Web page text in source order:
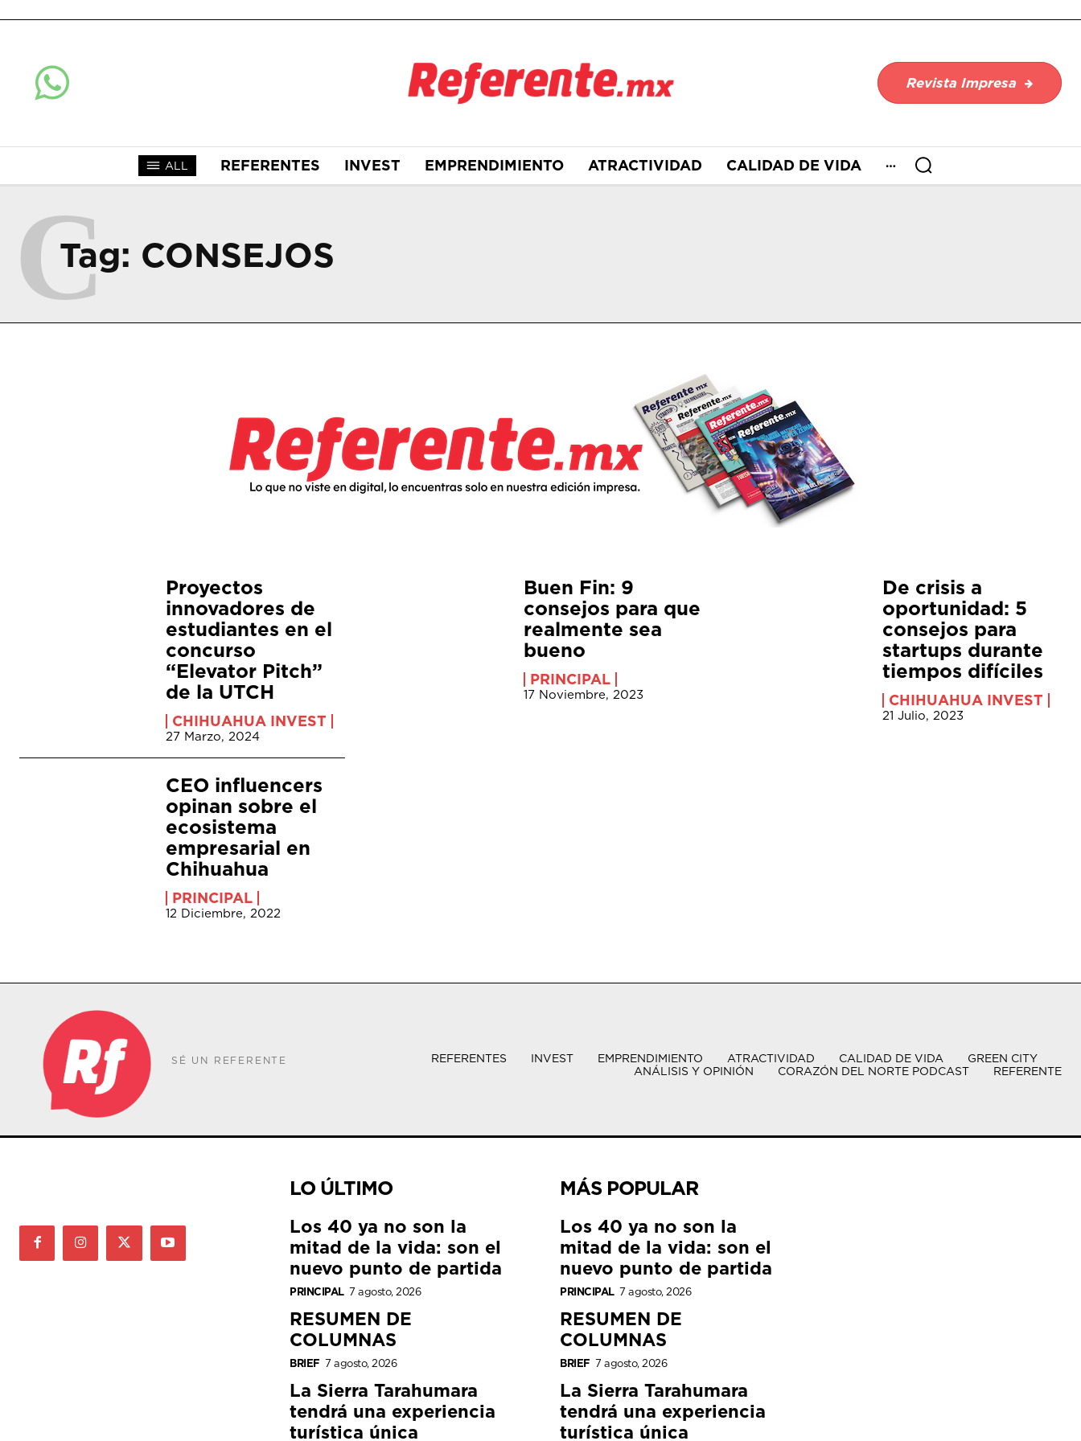
Revista Impresa
ALL REFERENTES INVEST EMPRENDIMIENTO ATRACTIVIDAD CALIDAD DE VIDA
Tag: CONSEJOS
C
Proyectos
innovadores de
estudiantes en el
concurso
“Elevator Pitch”
de la UTCH
CHIHUAHUA INVEST
27 Marzo, 2024
Buen Fin: 9
consejos para que
realmente sea
bueno
PRINCIPAL
17 Noviembre, 2023
De crisis a
oportunidad: 5
consejos para
startups durante
tiempos difíciles
CHIHUAHUA INVEST
21 Julio, 2023
CEO influencers
opinan sobre el
ecosistema
empresarial en
Chihuahua
PRINCIPAL
12 Diciembre, 2022
SÉ UN REFERENTE REFERENTES INVEST EMPRENDIMIENTO ATRACTIVIDAD CALIDAD DE VIDA
GREEN CITY
ANÁLISIS Y OPINIÓN
CORAZÓN DEL NORTE PODCAST REFERENTE
LO ÚLTIMO
Los 40 ya no son la
mitad de la vida: son el
nuevo punto de partida
PRINCIPAL 7 agosto, 2026
RESUMEN DE
COLUMNAS
BRIEF 7 agosto, 2026
La Sierra Tarahumara
tendrá una experiencia
turística única
MÁS POPULAR
Los 40 ya no son la
mitad de la vida: son el
nuevo punto de partida
PRINCIPAL 7 agosto, 2026
RESUMEN DE
COLUMNAS
BRIEF 7 agosto, 2026
La Sierra Tarahumara
tendrá una experiencia
turística única